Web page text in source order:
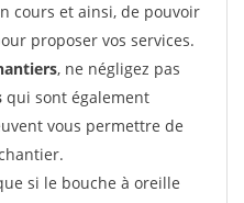
cours et ainsi, de pouvoir
proposer vos services.
, ne négligez pas
qui sont également
vous permettre de
si le bouche à oreille